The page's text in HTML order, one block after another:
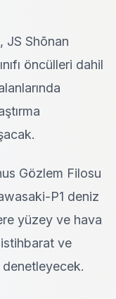
JS Shōnan
öncülleri dahil
Gözlem Filosu
P1 deniz
yüzey ve hava
istihbarat ve